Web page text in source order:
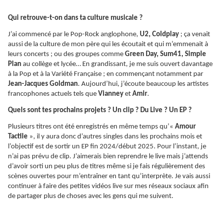
Qui retrouve-t-on dans ta culture musicale ?
J’ai commencé par le Pop-Rock anglophone, U2, Coldplay ; ça venait
aussi de la culture de mon père qui les écoutait et qui m’emmenait à
leurs concerts ; ou des groupes comme Green Day, Sum41, Simple
Plan au collège et lycée… En grandissant, je me suis ouvert davantage
à la Pop et à la Variété Française ; en commençant notamment par
Jean-Jacques Goldman. Aujourd’hui, j’écoute beaucoup les artistes
francophones actuels tels que Vianney et Amir.
Quels sont tes prochains projets ? Un clip ? Du Live ? Un EP ?
Plusieurs titres ont été enregistrés en même temps qu’« Amour
Tactile », il y aura donc d’autres singles dans les prochains mois et
l’objectif est de sortir un EP fin 2024/début 2025. Pour l’instant, je
n’ai pas prévu de clip. J’aimerais bien reprendre le live mais j’attends
d’avoir sorti un peu plus de titres même si je fais régulièrement des
scènes ouvertes pour m’entraîner en tant qu’interprète. Je vais aussi
continuer à faire des petites vidéos live sur mes réseaux sociaux afin
de partager plus de choses avec les gens qui me suivent.